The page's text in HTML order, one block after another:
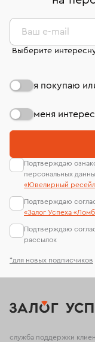
дней на возврат.
комиссионных
странице
лабораторий
*для новых подписчиков
Ваш e-mail
Выберите
я покупаю
меня
Подтверждаю
персональных
«Ювелирный
Подтверждаю
«Залог Успеха
Подтверждаю
рассылок
служба поддержки